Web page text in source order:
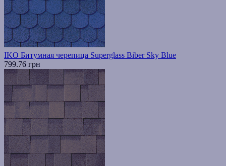
IKO Битумная черепица Superglass Biber Sky Blue
799.76 грн